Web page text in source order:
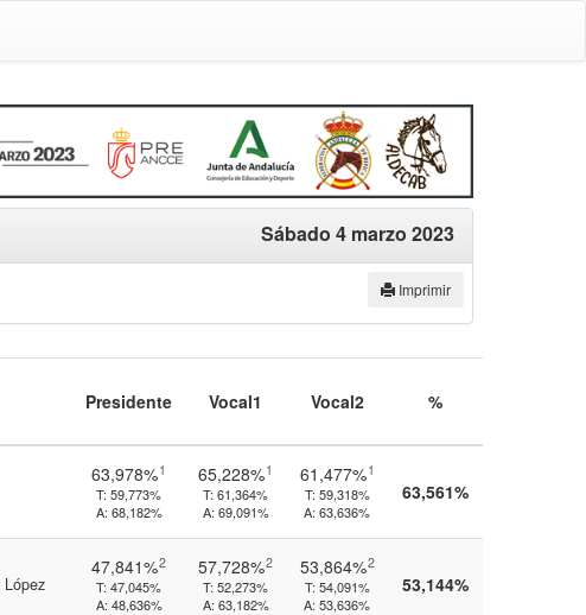
Sábado 4 marzo 2023
Imprimir
Presidente Vocal1 Vocal2 %
63,978%1
T: 59,773%
A: 68,182%
65,228%1
T: 61,364%
A: 69,091%
61,477%1
T: 59,318%
A: 63,636%
63,561%
López
47,841%2
T: 47,045%
A: 48,636%
57,728%2
T: 52,273%
A: 63,182%
53,864%2
T: 54,091%
A: 53,636%
53,144%